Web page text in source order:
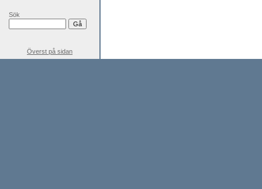
Sök
Överst på sidan